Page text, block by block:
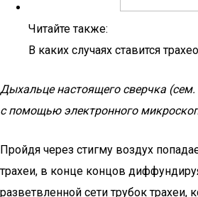
Читайте также:
В каких случаях ставится
Дыхальце настоящего сверчка (сем.
с помощью электронного
Пройдя через стигму воздух
трахеи, в конце концов
разветвленной сети трубок трахеи,